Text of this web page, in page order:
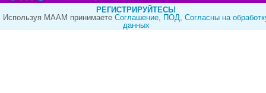
РЕГИСТРИРУЙТЕСЬ!
Используя МААМ принимаете Cоглашение, ПОД, Согласны на
данных